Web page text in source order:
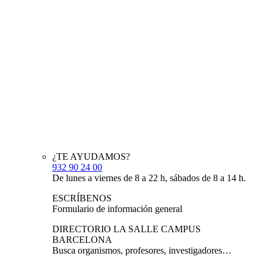
¿TE AYUDAMOS?
932 90 24 00
De lunes a viernes de 8 a 22 h, sábados de 8 a 14 h.
ESCRÍBENOS
Formulario de información general
DIRECTORIO LA SALLE CAMPUS
BARCELONA
Busca organismos, profesores, investigadores…